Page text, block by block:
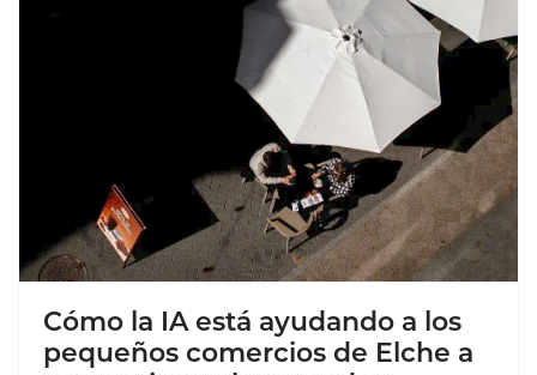
Cómo la IA está ayudando a los
pequeños comercios de Elche a